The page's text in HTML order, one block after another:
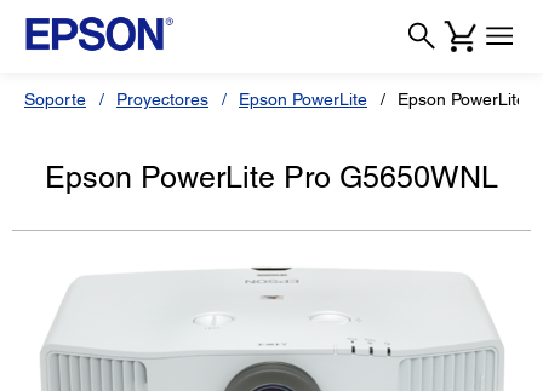
Soporte Proyectores Epson PowerLite Epson PowerLite
Epson PowerLite Pro G5650WNL